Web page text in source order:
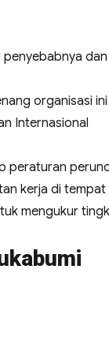
organisasi
Internasional
peraturan
kerja di tempat
mengukur